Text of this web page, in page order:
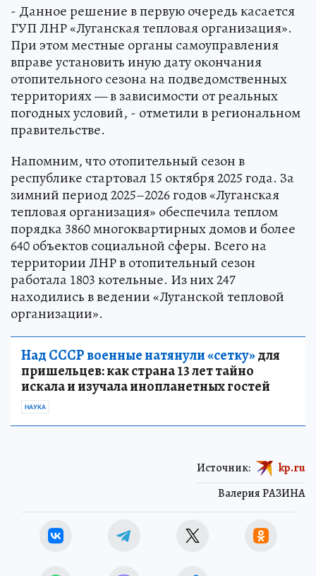
- Данное решение в первую очередь касается
ГУП ЛНР «Луганская тепловая организация».
При этом местные органы самоуправления
вправе установить иную дату окончания
отопительного сезона на подведомственных
территориях — в зависимости от реальных
погодных условий, - отметили в региональном
правительстве.
Напомним, что отопительный сезон в
республике стартовал 15 октября 2025 года. За
зимний период 2025–2026 годов «Луганская
тепловая организация» обеспечила теплом
порядка 3860 многоквартирных домов и более
640 объектов социальной сферы. Всего на
территории ЛНР в отопительный сезон
работала 1803 котельные. Из них 247
находились в ведении «Луганской тепловой
организации».
Над СССР военные натянули «сетку»для
пришельцев: как страна 13 лет тайно
искала и изучала инопланетных гостей
НАУКА
Валерия РАЗИНА
Источник: kp.ru